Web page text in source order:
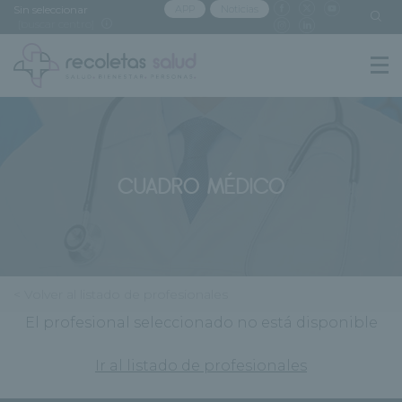
CUADRO MÉDICO
El profesional seleccionado no está disponible
Ir al listado de profesionales